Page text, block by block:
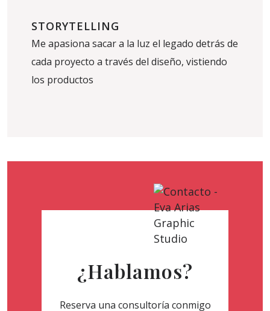
STORYTELLING
Me apasiona sacar a la luz el legado detrás de
cada proyecto a través del diseño, vistiendo
los productos
¿Hablamos?
Reserva una consultoría conmigo